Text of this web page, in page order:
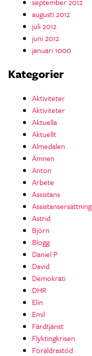
augusti 2012
juli 2012
juni 2012
januari 1000
Kategorier
Aktiviteter
Aktiviteter
Aktuella
Aktuellt
Almedalen
Ämnen
Anton
Arbete
Assistans
Assistansersättning
Astrid
Björn
Blogg
Daniel P
David
Demokrati
DHR
Elin
Emil
Färdtjänst
Flyktingkrisen
Föräldrastöd